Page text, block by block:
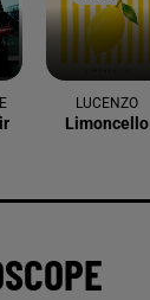
LUCENZO
Limoncello